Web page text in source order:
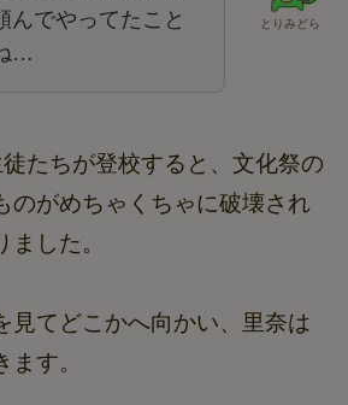
とりみどら
んでやってたこと
…
たちが登校すると、文化祭の
のがめちゃくちゃに破壊され
した。
見てどこかへ向かい、里奈は
す。